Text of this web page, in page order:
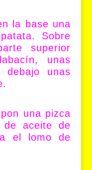
la base una
Sobre
superior
unas
unas
una pizca
aceite de
el lomo de